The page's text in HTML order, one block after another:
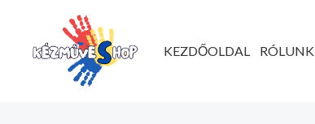
tartalomhoz
KEZDŐOLDAL RÓLUNK